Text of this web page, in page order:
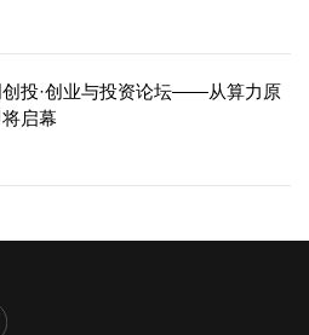
创投·创业与投资论坛——从算力原
启幕